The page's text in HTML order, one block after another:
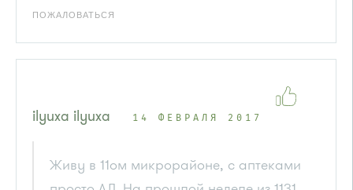
ПОЖАЛОВАТЬСЯ
ilyuxa ilyuxa 14 ФЕВРАЛЯ 2017
Живу в 11ом микрорайоне, с аптеками